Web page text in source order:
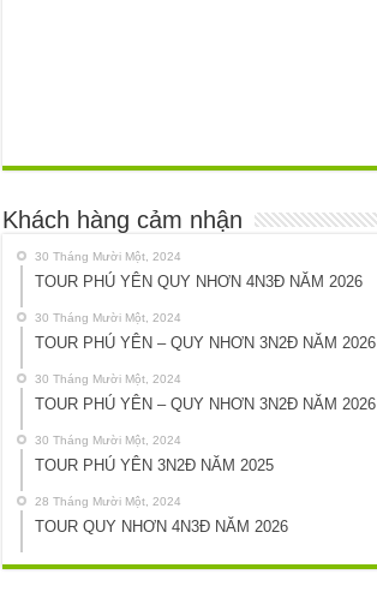
Khách hàng cảm nhận
30 Tháng Mười Một, 2024
TOUR PHÚ YÊN QUY NHƠN 4N3Đ NĂM 2026
30 Tháng Mười Một, 2024
TOUR PHÚ YÊN – QUY NHƠN 3N2Đ NĂM 2026
30 Tháng Mười Một, 2024
TOUR PHÚ YÊN – QUY NHƠN 3N2Đ NĂM 2026
30 Tháng Mười Một, 2024
TOUR PHÚ YÊN 3N2Đ NĂM 2025
28 Tháng Mười Một, 2024
TOUR QUY NHƠN 4N3Đ NĂM 2026